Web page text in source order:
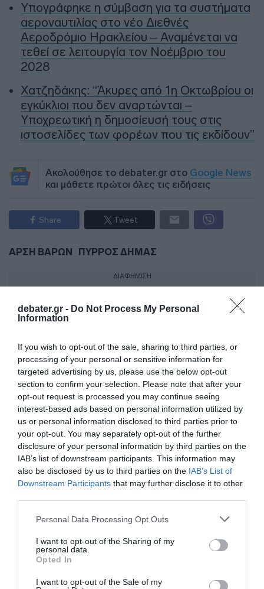
debater.gr - Do Not Process My Personal
Information
If you wish to opt-out of the sale, sharing to third parties, or
processing of your personal or sensitive information for
targeted advertising by us, please use the below opt-out
section to confirm your selection. Please note that after your
opt-out request is processed you may continue seeing
interest-based ads based on personal information utilized by
us or personal information disclosed to third parties prior to
your opt-out. You may separately opt-out of the further
disclosure of your personal information by third parties on the
IAB’s list of downstream participants. This information may
also be disclosed by us to third parties on the IAB’s List of
Downstream Participants that may further disclose it to other
Please note that this website/app uses one or more Google
not limited to your visit or usage behaviour. You may click to
grant or deny consent to Google and its third-party tags to
use your data for below specified purposes in below Google
consent section.
Personal Data Processing Opt Outs
I want to opt-out of the Sharing of my
personal data.
Opted In
I want to opt-out of the Sale of my
Υπογράφηκε η σύμβαση για τα συστήματα
αεροναυτιλίας στο νέο Διεθνές
Αεροδρόμιο Ηρακλείου – Αναμένεται να
τεθεί σε λειτουργία τον Νοέμβριο του
2028
Χατζηδάκης: “Άκυρες από 1η Οκτωβρίου οι
εγκύκλιοι που δεν αναρτώνται –
Υποχρεωτική η δημοσίευσή τους στις
ιστοσελίδες των φορέων που τις εκδίδουν”
Ακολούθησε το debater.gr στο Google News
και μάθετε πρώτοι όλες τις ειδήσεις
Share Tweet
ΑΡΣΗ ΒΑΡΩΝ ΠΥΡΡΟΣ ΔΗΜΑΣ
ΔΙΑΦΗΜΙΣΗ
ΣΧΟΛΙΑ